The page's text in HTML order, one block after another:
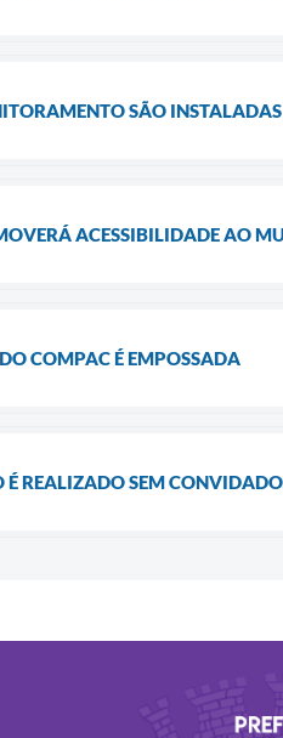
SÃO
ACESSIBILIDADE AO
COMPAC É EMPOSSADA
REALIZADO SEM